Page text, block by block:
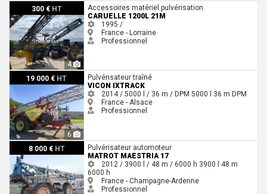
300 € HT
4
Caruelle 1200L 21M
Accessoires matériel pulvérisation
CARUELLE 1200L 21M
1995 /
France - Lorraine
Professionnel
19 000 € HT
6
Vicon IXTRACK
Pulvérisateur traîné
VICON IXTRACK
2014 / 5000 l / 36 m / DPM 5000 l 36 m DPM
France - Alsace
Professionnel
8 000 € HT
Matrot MAESTRIA 17
Pulvérisateur automoteur
MATROT MAESTRIA 17
2012 / 3900 l / 48 m / 6000 h 3900 l 48 m
6000 h
France - Champagne-Ardenne
Professionnel